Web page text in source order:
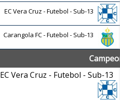
EC Vera Cruz - Futebol - Sub-13
Carangola FC - Futebol - Sub-13
EC Vera Cruz - Futebol - Sub-13